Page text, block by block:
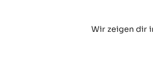
Wir zeigen dir